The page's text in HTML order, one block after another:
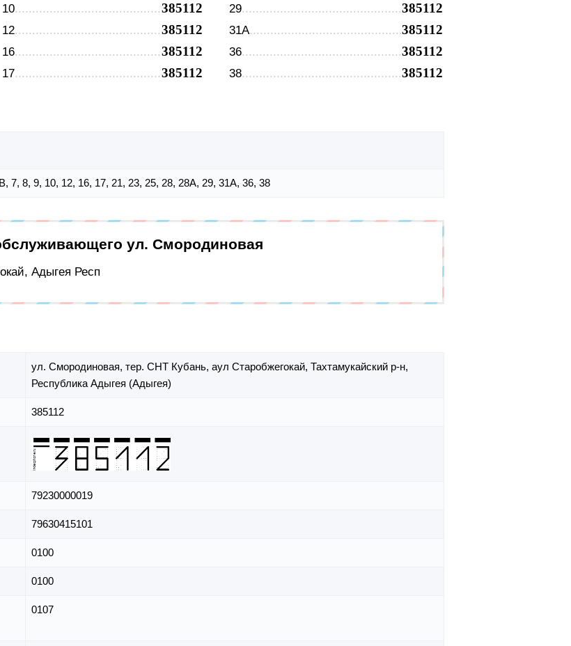
10 385112
12 385112
16 385112
17 385112
29 385112
31А 385112
36 385112
38 385112
7, 8, 9, 10, 12, 16, 17, 21, 23, 25, 28, 28А, 29, 31А, 36, 38
ул. Смородиновая
Адыгея Респ
ул. Смородиновая, тер. СНТ Кубань, аул Старобжегокай, Тахтамукайский р-н,
Республика Адыгея (Адыгея)
385112
79230000019
79630415101
0100
0100
0107